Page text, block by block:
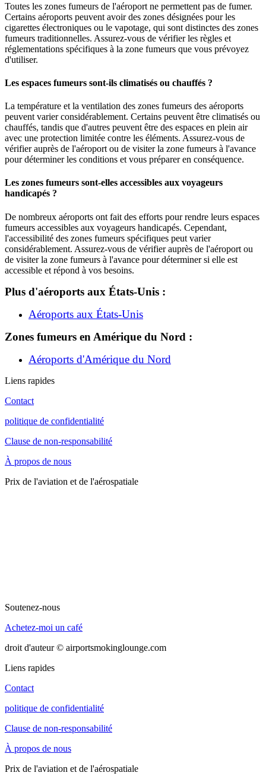
Toutes les zones fumeurs de l'aéroport ne permettent pas de fumer.
Certains aéroports peuvent avoir des zones désignées pour les
cigarettes électroniques ou le vapotage, qui sont distinctes des zones
fumeurs traditionnelles. Assurez-vous de vérifier les règles et
réglementations spécifiques à la zone fumeurs que vous prévoyez
d'utiliser.
Les espaces fumeurs sont-ils climatisés ou chauffés ?
La température et la ventilation des zones fumeurs des aéroports
peuvent varier considérablement. Certains peuvent être climatisés ou
chauffés, tandis que d'autres peuvent être des espaces en plein air
avec une protection limitée contre les éléments. Assurez-vous de
vérifier auprès de l'aéroport ou de visiter la zone fumeurs à l'avance
pour déterminer les conditions et vous préparer en conséquence.
Les zones fumeurs sont-elles accessibles aux voyageurs
handicapés ?
De nombreux aéroports ont fait des efforts pour rendre leurs espaces
fumeurs accessibles aux voyageurs handicapés. Cependant,
l'accessibilité des zones fumeurs spécifiques peut varier
considérablement. Assurez-vous de vérifier auprès de l'aéroport ou
de visiter la zone fumeurs à l'avance pour déterminer si elle est
accessible et répond à vos besoins.
Plus d'aéroports aux États-Unis :
Aéroports aux États-Unis
Zones fumeurs en Amérique du Nord :
Aéroports d'Amérique du Nord
Liens rapides
Contact
politique de confidentialité
Clause de non-responsabilité
À propos de nous
Prix de l'aviation et de l'aérospatiale
Soutenez-nous
Achetez-moi un café
droit d'auteur © airportsmokinglounge.com
Liens rapides
Contact
politique de confidentialité
Clause de non-responsabilité
À propos de nous
Prix de l'aviation et de l'aérospatiale